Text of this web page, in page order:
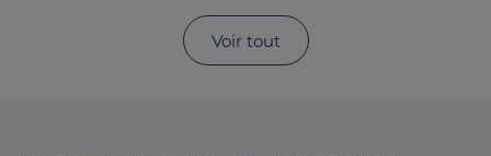
Voir tout